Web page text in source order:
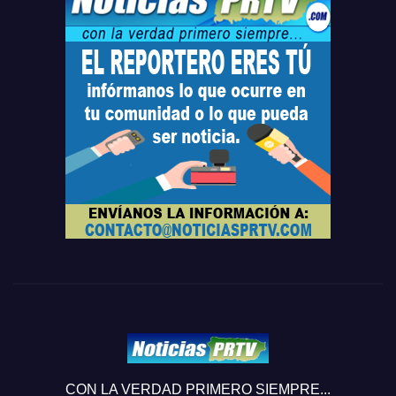
CON LA VERDAD PRIMERO SIEMPRE...